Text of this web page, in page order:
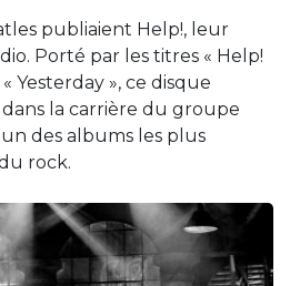
publiaient Help!, leur
Porté par les titres « Help!
Yesterday », ce disque
la carrière du groupe
des albums les plus
rock.